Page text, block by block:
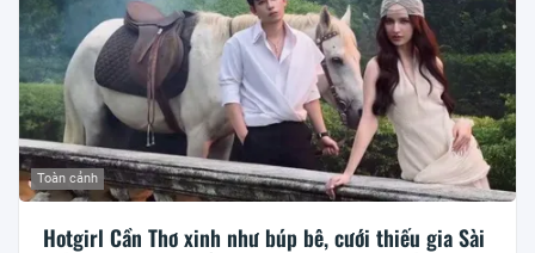
Toàn cảnh
Hotgirl Cần Thơ xinh như búp bê, cưới thiếu gia Sài